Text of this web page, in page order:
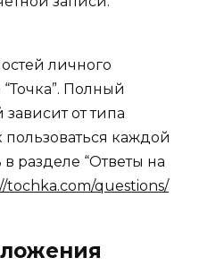
личного
Полный
от типа
каждой
разделе “Ответы на
tochka.com/questions/